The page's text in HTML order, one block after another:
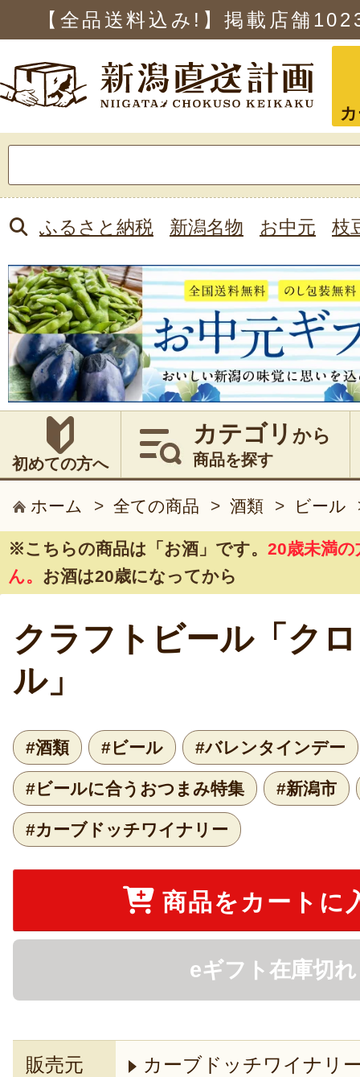
【全品送料込み!】掲載店舗
索:
ふるさと納税 新潟名物 お中元 枝
初めての方へ
カテゴリ から
商品を探す
ホーム > 全ての商品 > 酒類 > ビール
※こちらの商品は 「お酒」 です。 20歳未満
ん。 お酒は20歳になってから
クラフトビール「ク
ル」
#酒類 #ビール #バレンタインデー
#ビールに合うおつまみ特集 #新潟市
#カーブドッチワイナリー
商品をカートに
eギフト在庫切れ
販売元 カーブドッチワイナリ